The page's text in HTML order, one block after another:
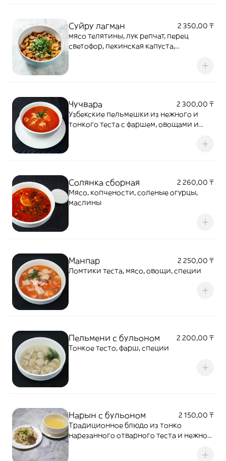
Суйру лагман
2 350,00 ₸
мясо телятины, лук репчат, перец
светофор, пекинская капуста,
Чучвара
2 300,00 ₸
Узбекские пельмешки из нежного и
тонкого теста с фаршем, овощами и
Солянка сборная
2 260,00 ₸
Мясо, копчености, соленые огурцы,
маслины
Манпар
2 250,00 ₸
Ломтики теста, мясо, овощи, специи
Пельмени с бульоном
2 200,00 ₸
Тонкое тесто, фарш, специи
Нарын с бульоном
2 150,00 ₸
Традиционное блюдо из тонко
нарезанного отварного теста и нежной
наваристым бульоном, свежей зеленью